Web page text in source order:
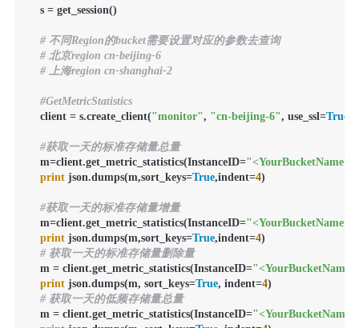
    s = get_session()
# 不同Region的bucket需要设置对应的参数去查询
# 北京region cn-beijing-6
# 上海region cn-shanghai-2
#GetMetricStatistics
    client = s.create_client(
"monitor", "cn-beijing-6", use_ssl=True
#获取一天的标准存储量总量
    m=client.get_metric_statistics(InstanceID=
"<YourBucketName>"
print json.dumps(m,sort_keys=True,indent=4)
#获取一天的标准存储量增量
    m=client.get_metric_statistics(InstanceID=
"<YourBucketName>"
print json.dumps(m,sort_keys=True,indent=4)
# 获取一天的标准存储量删除量
    m = client.get_metric_statistics(InstanceID=
print json.dumps(m, sort_keys=True, indent=4)
# 获取一天的低频存储量总量
    m = client.get_metric_statistics(InstanceID=